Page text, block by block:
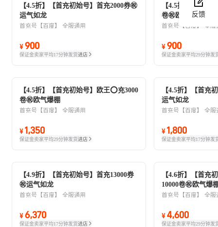
反馈
【4.5折】【首充初始号】首充2000券㊗️
运气如龙
首充号【百度】 全服通用
¥ 900
保证金卖家平均17分钟发货进店
【4.5折】【首充
卷㊗欧气爆棚
首充号【百度】 全服
¥ 900
保证金卖家平均29分钟发
【4.5折】【首充初始号】欧王⭕充3000
卷㊗欧气爆棚
首充号【百度】 全服通用
¥ 1,350
保证金卖家平均29分钟发货进店
【4.5折】【首充
运气如龙
首充号【百度】 全服
¥ 1,800
保证金卖家平均17分钟发
【4.9折】【首充初始号】首充13000券
㊗️运气如龙
首充号【百度】 全服通用
¥ 6,370
保证金卖家平均17分钟发货进店
【4.6折】【首充
10000卷㊗欧气爆
首充号【百度】 全服
¥ 4,600
保证金卖家平均29分钟发